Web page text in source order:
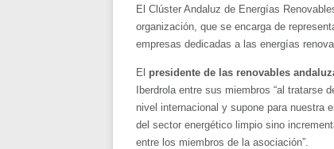
El Clúster Andaluz de Energías
organización, que se encarga de
empresas dedicadas a las energías
El presidente de las renovables
Iberdrola entre sus miembros “al tratarse
nivel internacional y supone para nuestra
del sector energético limpio sino
entre los miembros de la asociación”.